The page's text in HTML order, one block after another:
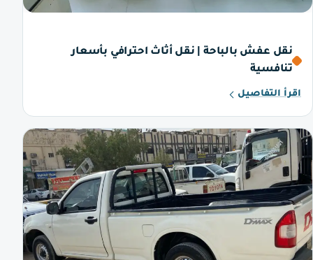
نقل عفش بالباحة | نقل أثاث احترافي بأسعار
تنافسية
اقرأ التفاصيل